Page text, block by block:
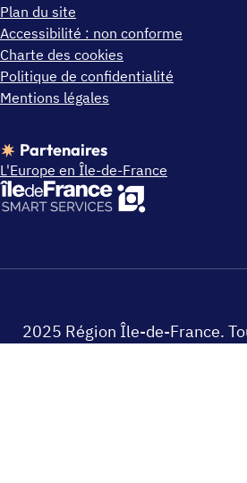
Plan du site
Accessibilité : non conforme
Charte des cookies
Politique de confidentialité
Mentions légales
Partenaires
L'Europe en Île-de-France
2025 Région Île-de-France.